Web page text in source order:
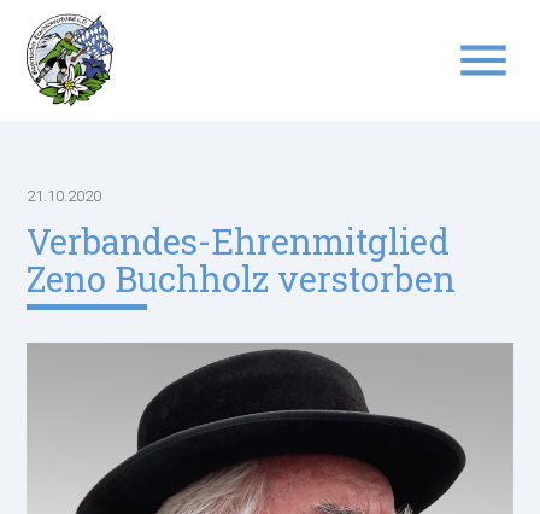
menu
21.10.2020
Verbandes-Ehrenmitglied
Zeno Buchholz verstorben